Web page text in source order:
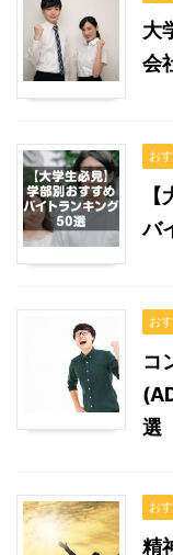
大
会
お
バ
お
コ
選
お
精